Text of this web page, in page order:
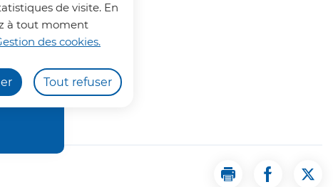
de visite. En
à tout moment
des cookies.
Tout refuser
Imprimer la page
Partager la